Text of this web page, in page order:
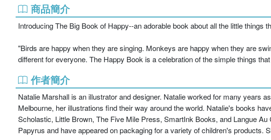
商品簡介
Introducing The Big Book of Happy--an adorable book about all the little things
"Birds are happy when they are singing. Monkeys are happy when they are
different for everyone. The Happy Book is a celebration of the simple things
作者簡介
Natalie Marshall is an illustrator and designer. Natalie worked for many years
Melbourne, her illustrations find their way around the world. Natalie's books
Scholastic, Little Brown, The Five Mile Press, SmartInk Books, and Langue
Papyrus and have appeared on packaging for a variety of children's products.